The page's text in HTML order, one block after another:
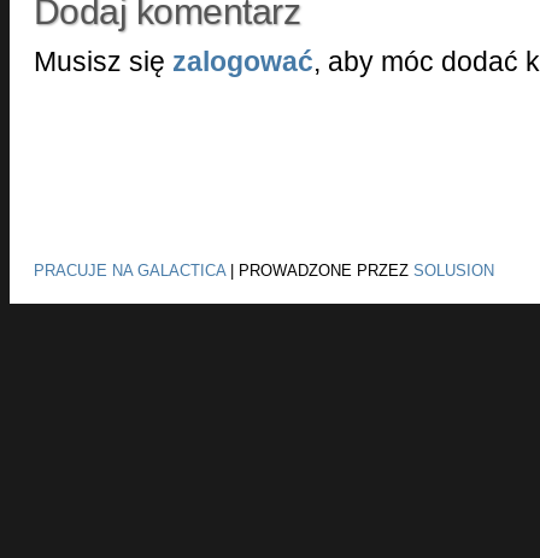
Dodaj komentarz
Musisz się zalogować, aby móc dodać
PRACUJE NA GALACTICA| PROWADZONE PRZEZ SOLUSION